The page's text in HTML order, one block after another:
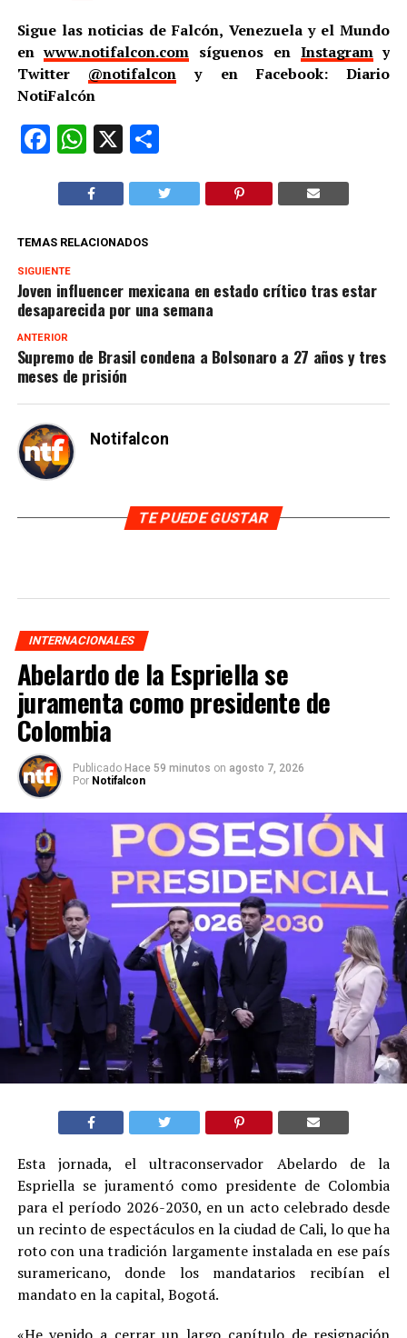
Sigue las noticias de Falcón, Venezuela y el Mundo
enwww.notifalcon.com síguenos en Instagramy
Twitter @notifalcon y en Facebook: Diario
NotiFalcón
Facebook
WhatsApp
X Compartir
TEMAS RELACIONADOS
SIGUIENTE
Joven influencer mexicana en estado crítico tras estar
desaparecida por una semana
ANTERIOR
Supremo de Brasil condena a Bolsonaro a 27 años y tres
meses de prisión
Notifalcon
TE PUEDE GUSTAR
INTERNACIONALES
Abelardo de la Espriella se
juramenta como presidente de
Colombia
Publicado Hace 59 minutos on agosto 7, 2026
Por Notifalcon
Esta jornada, el ultraconservador Abelardo de la
Espriella se juramentó como presidente de Colombia
para el período 2026-2030, en un acto celebrado desde
un recinto de espectáculos en la ciudad de Cali, lo que ha
roto con una tradición largamente instalada en ese país
suramericano, donde los mandatarios recibían el
mandato en la capital, Bogotá.